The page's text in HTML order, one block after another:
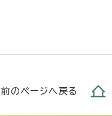
前のページへ戻る